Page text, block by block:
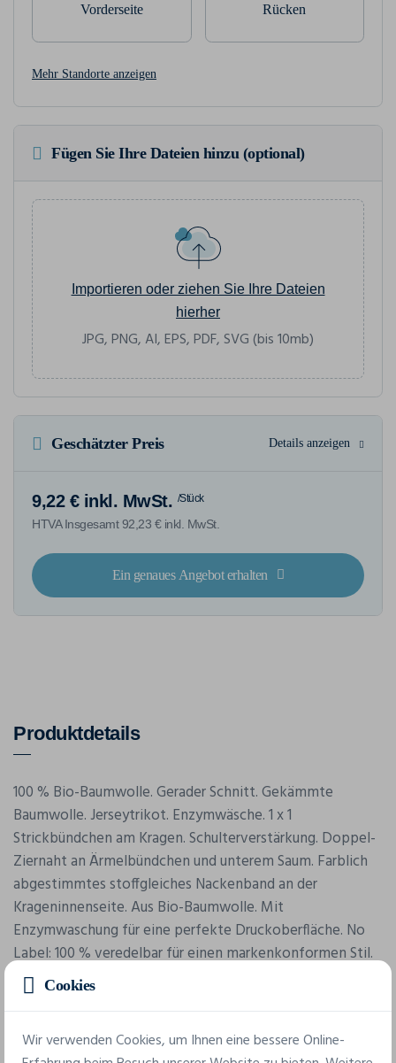
Vorderseite Rücken
Mehr Standorte anzeigen
Fügen Sie Ihre Dateien hinzu (optional)
Importieren oder ziehen Sie Ihre Dateien
hierher
JPG, PNG, AI, EPS, PDF, SVG (bis 10mb)
Geschätzter Preis Details anzeigen
9,22 € inkl. MwSt. /Stück
HTVA Insgesamt 92,23 € inkl. MwSt.
Ein genaues Angebot erhalten
Produktdetails
100 % Bio-Baumwolle. Gerader Schnitt. Gekämmte
Baumwolle. Jerseytrikot. Enzymwäsche. 1 x 1
Strickbündchen am Kragen. Schulterverstärkung. Doppel-
Ziernaht an Ärmelbündchen und unterem Saum. Farblich
abgestimmtes stoffgleiches Nackenband an der
Krageninnenseite. Aus Bio-Baumwolle. Mit
Enzymwaschung für eine perfekte Druckoberfläche. No
Label: 100 % veredelbar für einen markenkonformen Stil.
Cookies
Wir verwenden Cookies, um Ihnen eine bessere Online-